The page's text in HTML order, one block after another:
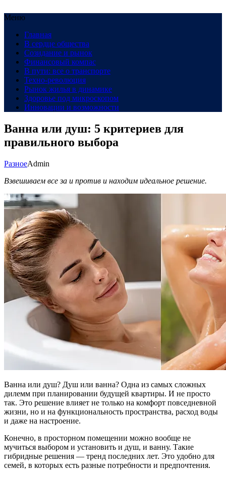
Меню
Главная
В сердце общества
Созидание и рынок
Финансовый компас
В пути: все о транспорте
Техно-революция
Рынок жилья в динамике
Здоровье под микроскопом
Инновации и возможности
Ванна или душ: 5 критериев для
правильного выбора
РазноеAdmin
Взвешиваем все за и против и находим идеальное решение.
Ванна или душ? Душ или ванна? Одна из самых сложных
дилемм при планировании будущей квартиры. И не просто
так. Это решение влияет не только на комфорт повседневной
жизни, но и на функциональность пространства, расход воды
и даже на настроение.
Конечно, в просторном помещении можно вообще не
мучиться выбором и установить и душ, и ванну. Такие
гибридные решения — тренд последних лет. Это удобно для
семей, в которых есть разные потребности и предпочтения.